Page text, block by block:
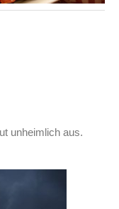
unheimlich aus.